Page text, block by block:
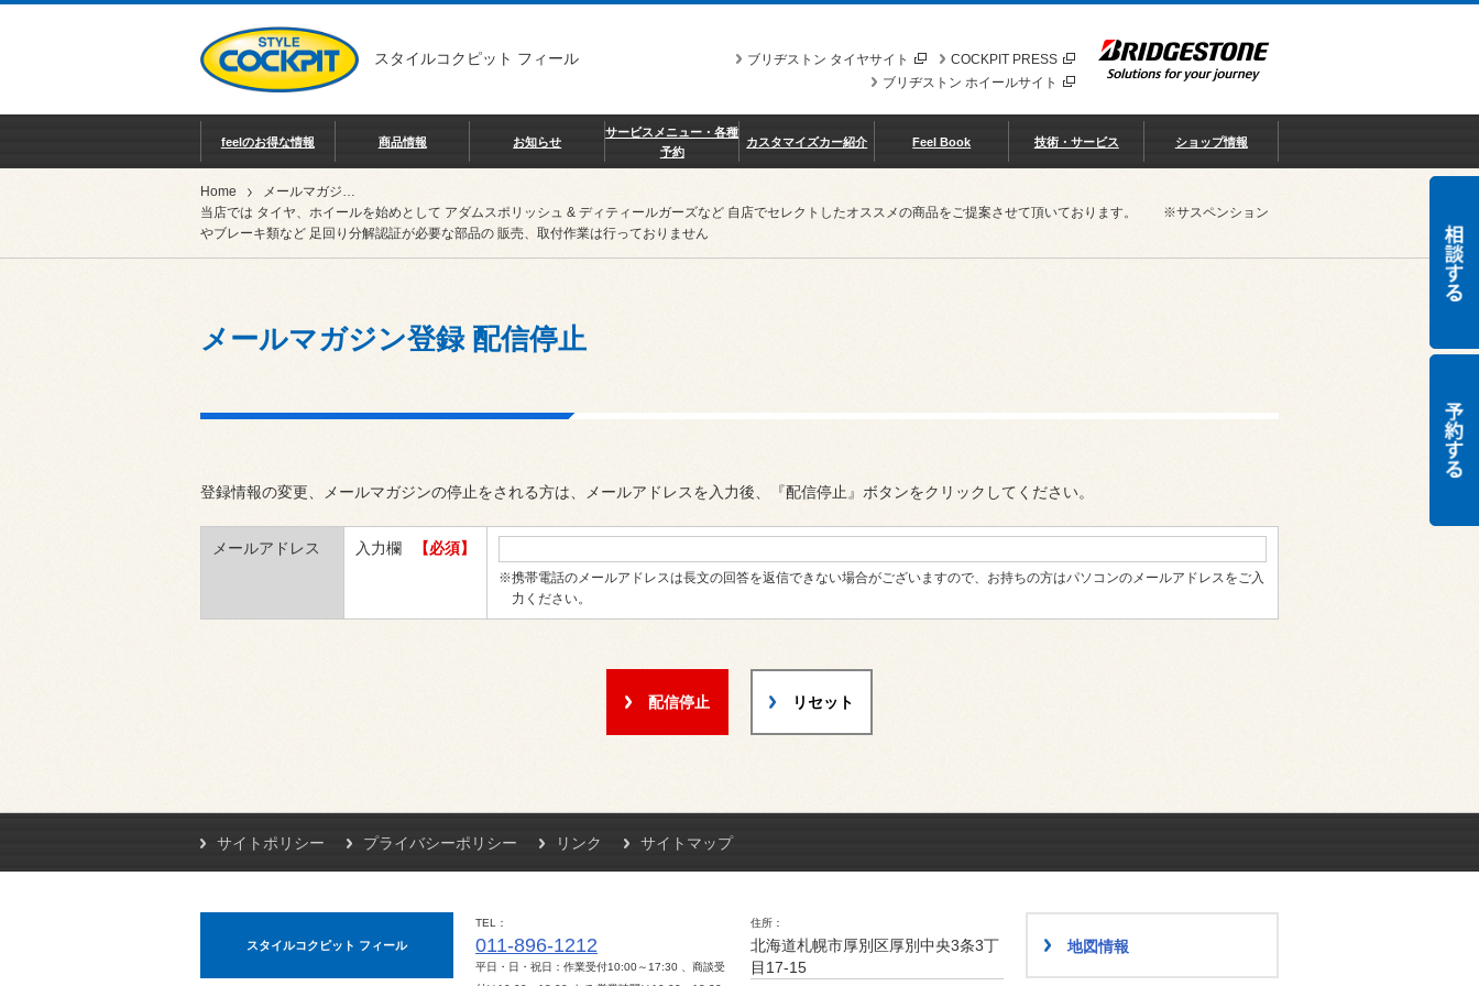
スタイルコクピット フィール COCKPIT PRESS
ブリヂストン タイヤサイト
ブリヂストン ホイールサイト
feelのお得な情報 商品情報 お知らせ
サービスメニュー・各種
予約
カスタマイズカー紹介 Feel Book 技術・サービス ショップ情報
Home
メールマガジン登録 配信停止
当店では タイヤ、ホイールを始めとして アダムスポリッシュ & ディティールガーズなど 自店でセレクトしたオススメの商品をご提案させて頂いております。 ※サスペンション
やブレーキ類など 足回り分解認証が必要な部品の 販売、取付作業は行っておりません
メールマガジン登録 配信停止
登録情報の変更、メールマガジンの停止をされる方は、メールアドレスを入力後、『配信停止』ボタンをクリックしてください。
メールアドレス 【必須】
入力欄
※携帯電話のメールアドレスは長文の回答を返信できない場合がございますので、お持ちの方はパソコンのメールアドレスをご入
力ください。
配信停止 リセット
サイトポリシー プライバシーポリシー リンク サイトマップ
スタイルコクピット フィール
TEL
011-896-1212
平日・日・祝日：作業受付10:00～17:30 、商談受
住所
北海道札幌市厚別区厚別中央3条3丁
目17-15
地図情報